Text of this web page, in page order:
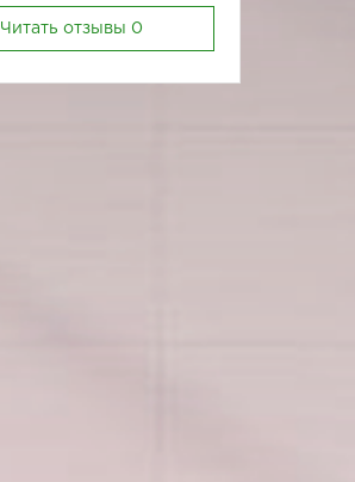
Читать отзывы 0